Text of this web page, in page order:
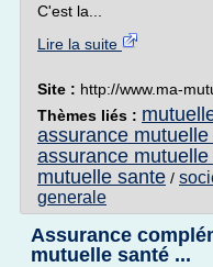
C'est la...
Lire la suite
Site : http://www.ma-
Thèmes liés :
assurance
assurance
mutuelle sante /
generale
Assurance
mutuelle santé ...